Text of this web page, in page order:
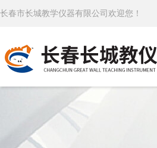
长春市长城教学仪器有限公司欢迎您！